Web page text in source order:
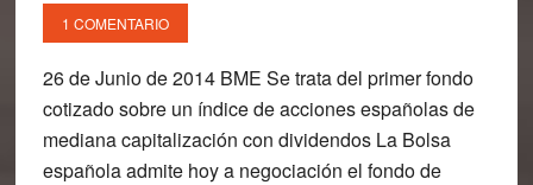
1 COMENTARIO
26 de Junio de 2014 BME Se trata del primer fondo
cotizado sobre un índice de acciones españolas de
mediana capitalización con dividendos La Bolsa
española admite hoy a negociación el fondo de